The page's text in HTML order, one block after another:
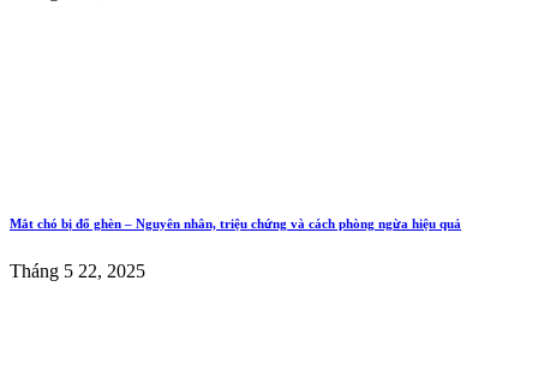
Mắt chó bị đổ ghèn – Nguyên nhân, triệu chứng và cách phòng ngừa hiệu quả
Tháng 5 22, 2025